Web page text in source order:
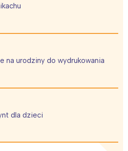
na urodziny do wydrukowania
dla dzieci